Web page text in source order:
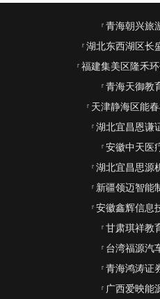
青海朝兴旅
湖北东西湖区长
福建集美区隆禾
青海天御教
天津静海区能
湖北宜昌恩谦
安徽中天医
湖北宜昌思源
新疆领迈智能
安徽鑫辉信息
甘肃琪祥教
台湾福源汽
青海鸿涛证
广西爱映能